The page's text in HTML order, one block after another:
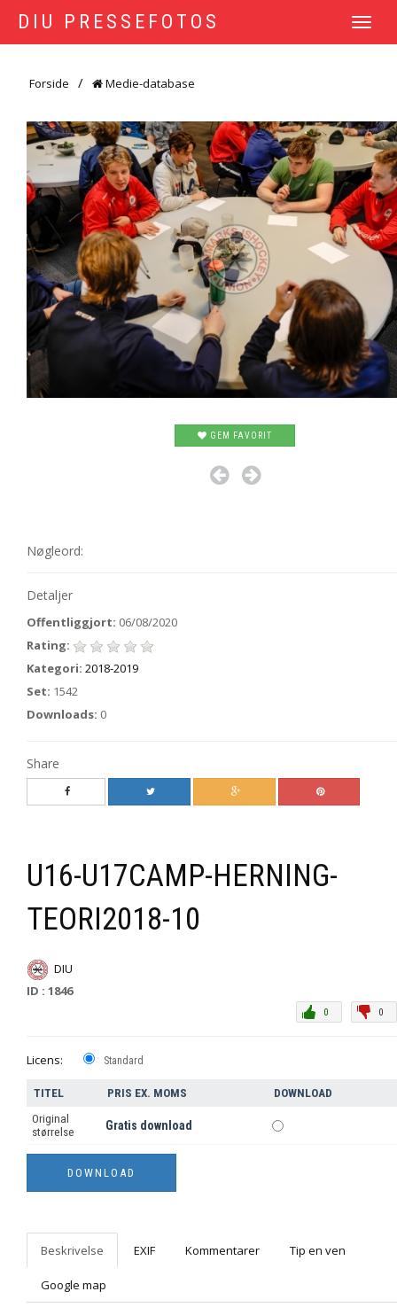
DIU PRESSEFOTOS
TOGGLE
Forside Medie-database
GEM FAVORIT
Nøgleord:
Detaljer
Offentliggjort: 06/08/2020
Rating:
Kategori: 2018-2019
Set: 1542
Downloads: 0
Share
U16-U17CAMP-HERNING-
TEORI2018-10
DIU
ID : 1846
0
0
Licens: Standard
TITEL PRIS EX. MOMS
DOWNLOAD
Original
størrelse
Gratis download
Beskrivelse EXIF Kommentarer Tip en ven
Google map